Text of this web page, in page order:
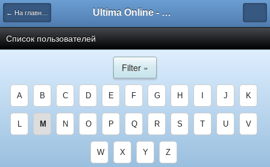
← На главную Ultima Online - Форум Русского сообщества игры
Список пользователей
Filter »
A B C D E F G H J K
L M N O P Q R S T U V
W X Y Z